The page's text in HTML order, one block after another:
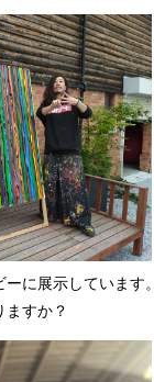
に展示しています。
ますか？